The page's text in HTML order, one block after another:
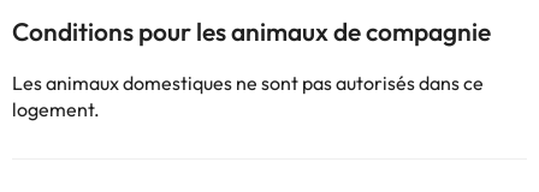
Conditions pour les animaux de compagnie
Les animaux domestiques ne sont pas autorisés dans ce
logement.